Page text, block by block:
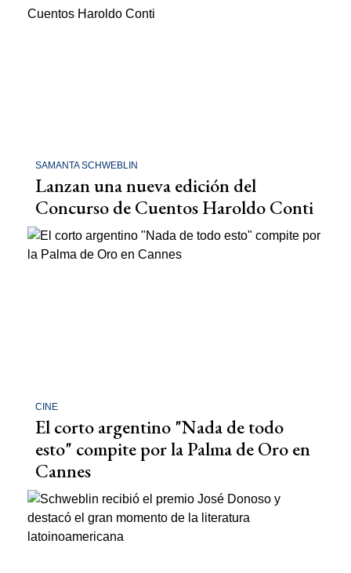
SAMANTA SCHWEBLIN
Lanzan una nueva edición del
Concurso de Cuentos Haroldo Conti
CINE
El corto argentino "Nada de todo
esto" compite por la Palma de Oro en
Cannes